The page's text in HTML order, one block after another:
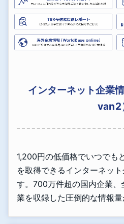
インターネット企業
van2
1,200円の低価格でいつでも
を取得できるインターネッ
す。700万件超の国内企業
業を収録した圧倒的な情報量